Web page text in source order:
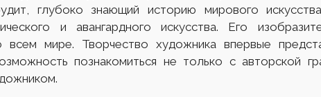
глубоко знающий историю мирового
и авангардного искусства. Его
мире. Творчество художника впервые
познакомиться не только с авторской